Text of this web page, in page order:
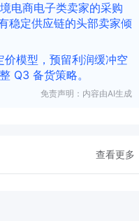
电商电子类卖家的采购
稳定供应链的头部卖家倾
模型，预留利润缓冲空
Q3 备货策略。
免责声明：内容由AI生成
查看更多